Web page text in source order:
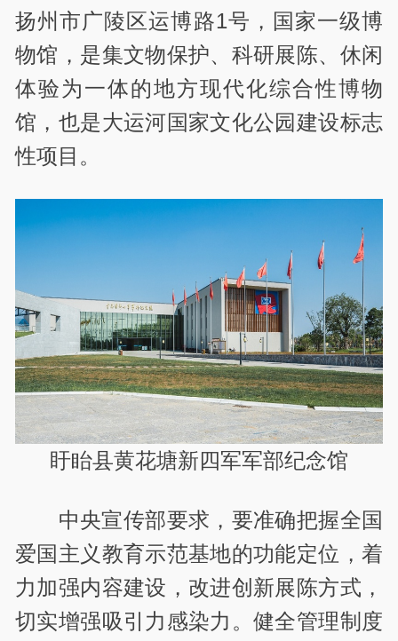
扬州市广陵区运博路1号，国家一级博
物馆，是集文物保护、科研展陈、休闲
体验为一体的地方现代化综合性博物
馆，也是大运河国家文化公园建设标志
性项目。
盱眙县黄花塘新四军军部纪念馆
中央宣传部要求，要准确把握全国
爱国主义教育示范基地的功能定位，着
力加强内容建设，改进创新展陈方式，
切实增强吸引力感染力。健全管理制度